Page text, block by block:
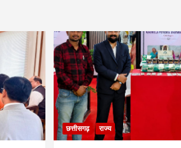
छत्तीसगढ़ राज्य